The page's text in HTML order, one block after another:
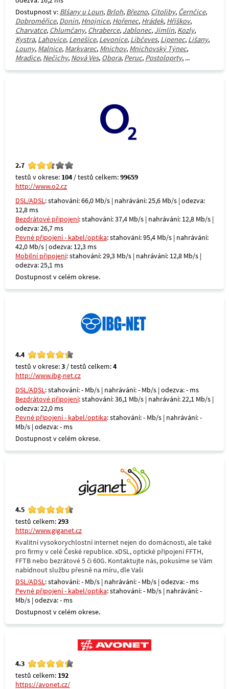
Dostupnost v: Blšany u Loun, Brloh, Březno, Cítoliby, Černčice,
Dobroměřice, Donín, Hnojnice, Hořenec, Hrádek, Hříškov,
Charvatce, Chlumčany, Chraberce, Jablonec, Jimlín, Kozly,
Kystra, Lahovice, Lenešice, Levonice, Libčeves, Lipenec, Lišany,
Louny, Malnice, Markvarec, Mnichov, Mnichovský Týnec,
Mradice, Nečichy, Nová Ves, Obora, Peruc, Postoloprty, ...
2.7
testů v okrese: 104 / testů celkem:99659
http://www.o2.cz
DSL/ADSL: stahování: 66,0 Mb/s | nahrávání: 25,6 Mb/s | odezva:
12,8 ms
Bezdrátové připojení: stahování: 37,4 Mb/s | nahrávání: 12,8 Mb/s |
odezva: 26,7 ms
Pevné připojení - kabel/optika: stahování: 95,4 Mb/s | nahrávání:
42,0 Mb/s | odezva: 12,3 ms
Mobilní připojení: stahování: 29,3 Mb/s | nahrávání: 12,8 Mb/s |
odezva: 25,1 ms
Dostupnost v celém okrese.
4.4
testů v okrese:3 / testů celkem:4
http://www.ibg-net.cz
DSL/ADSL: stahování: - Mb/s | nahrávání: - Mb/s | odezva: - ms
Bezdrátové připojení: stahování: 36,1 Mb/s | nahrávání: 22,1 Mb/s |
odezva: 22,0 ms
Pevné připojení - kabel/optika: stahování: - Mb/s | nahrávání: -
Mb/s | odezva: - ms
Dostupnost v celém okrese.
4.5
testů celkem:293
http://www.giganet.cz
Kvalitní vysokorychlostní internet nejen do domácnosti, ale také
pro firmy v celé České republice. xDSL, optické připojení FFTH,
FFTB nebo bezrátové 5 či 60G. Kontaktujte nás, pokusíme se Vám
nabídnout službu přesně na míru, dle Vaši
DSL/ADSL: stahování: - Mb/s | nahrávání: - Mb/s | odezva: - ms
Pevné připojení - kabel/optika: stahování: - Mb/s | nahrávání: -
Mb/s | odezva: - ms
Dostupnost v celém okrese.
4.3
testů celkem: 192
https://avonet.cz/